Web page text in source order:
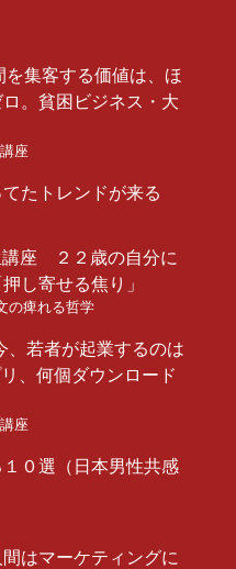
集客する価値は、ほ
。貧困ビジネス・大
座
たトレンドが来る
講座 ２２歳の自分に
し寄せる焦り」
の痺れる哲学
若者が起業するのは
、何個ダウンロード
座
０選（日本男性共感
はマーケティングに